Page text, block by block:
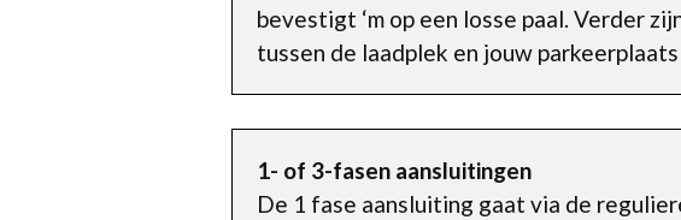
bevestigt ‘m op een losse paal. Verder
tussen de laadplek en jouw
1- of 3-fasen aansluitingen
De 1 fase aansluiting gaat via de